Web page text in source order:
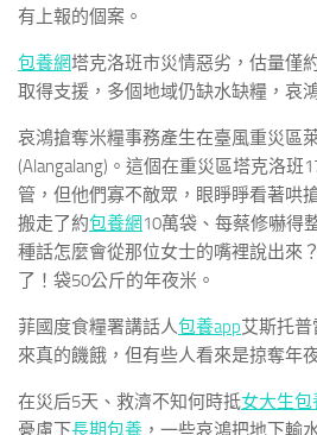
有上報的個案。
包養網塔克洛班市災情惡劣，估量僅
取得支援，多個地域仍缺水缺糧，哀
哀鴻搶奪米糧事務產生在臺風重災區
(Alangalang)。這個在重災區塔克洛班
管，但他們寡不敵眾，眼睜睜看著哄
搬走了約包養網 10萬袋、每蔡修嚇得
種話怎麼會從那位女士的嘴裡說出來
了！袋50公斤的年夜米。
菲國度食糧署講話人包養app艾斯托普
來真的饑餓，但有些人看來是掠奪年
在災后5天、救濟不知何時抵女大生包
憂慮下長期包養 ，一些哀鴻把地下輸